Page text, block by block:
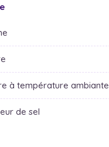
à température ambiante
de sel